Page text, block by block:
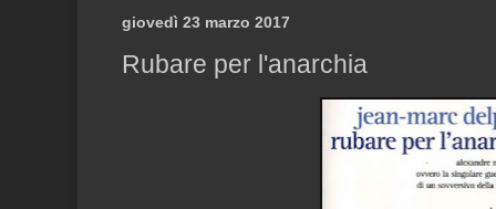
giovedì 23 marzo 2017
Rubare per l'anarchia